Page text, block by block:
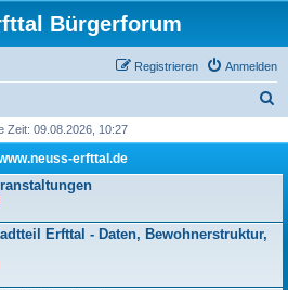
Bürgerforum
Anmelden
Registrieren
h
Zeit: 09.08.2026, 10:27
erfttal.de
Erfttal - Daten, Bewohnerstruktur,